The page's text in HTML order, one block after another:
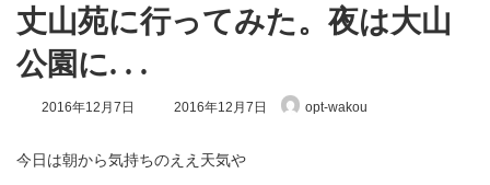
丈山苑に行ってみた。夜は大山
公園に. . .
2016年12月7日
最
新
2016年12月7日 opt-wakou
今日は朝から気持ちのええ天気や